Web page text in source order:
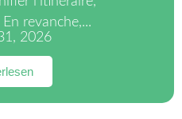
revanche,...
2026